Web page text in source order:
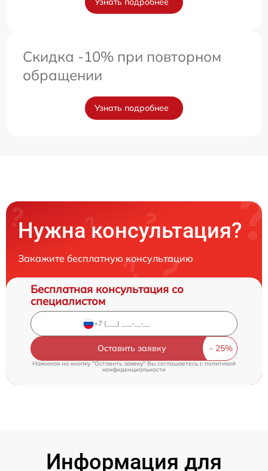
Скидка -10% при повторном
обращении
Узнать подробнее
Нужна консультация?
Закажите бесплатную консультацию
Бесплатная консультация со
специалистом
Оставить заявку
Нажимая на кнопку "Оставить заявку" Вы соглашаетесь cполитикой
конфиденциальности
Информация для